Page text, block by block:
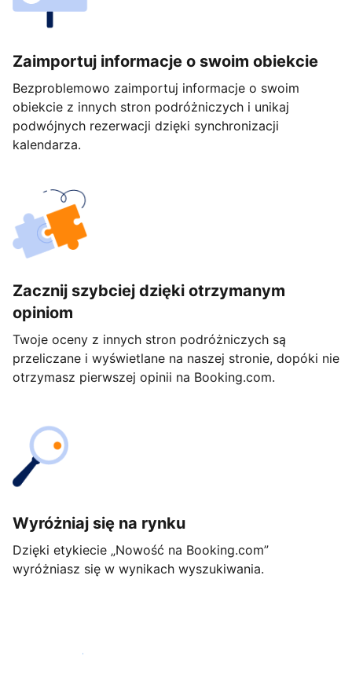
Zaimportuj informacje o swoim obiekcie
Bezproblemowo zaimportuj informacje o swoim
obiekcie z innych stron podróżniczych i unikaj
podwójnych rezerwacji dzięki synchronizacji
kalendarza.
Zacznij szybciej dzięki otrzymanym
opiniom
Twoje oceny z innych stron podróżniczych są
przeliczane i wyświetlane na naszej stronie, dopóki nie
otrzymasz pierwszej opinii na Booking.com.
Wyróżniaj się na rynku
Dzięki etykiecie „Nowość na Booking.com”
wyróżniasz się w wynikach wyszukiwania.
Rozpocznij już dziś